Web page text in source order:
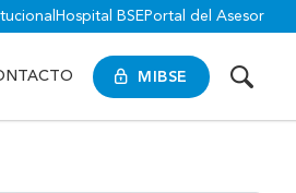
Hospital BSE Portal del Asesor
MIBSE